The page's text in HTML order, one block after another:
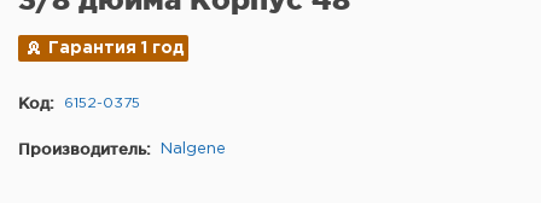
Гарантия 1 год
Код: 6152-0375
Производитель: Nalgene